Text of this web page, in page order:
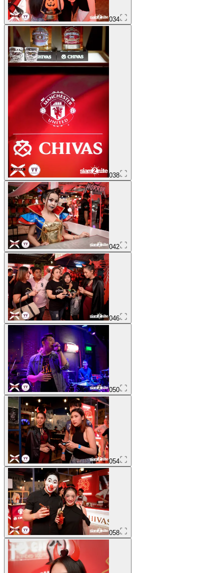
034
038
042
046
050
054
058